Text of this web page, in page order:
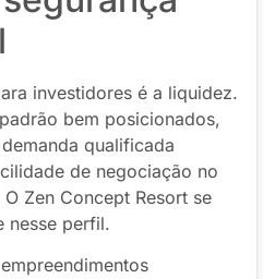
investidores é a liquidez.
bem posicionados,
qualificada
de negociação no
Zen Concept Resort se
nesse perfil.